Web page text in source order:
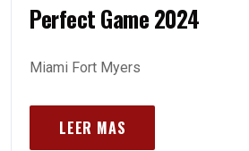
Perfect Game 2024
Miami Fort Myers
LEER MAS